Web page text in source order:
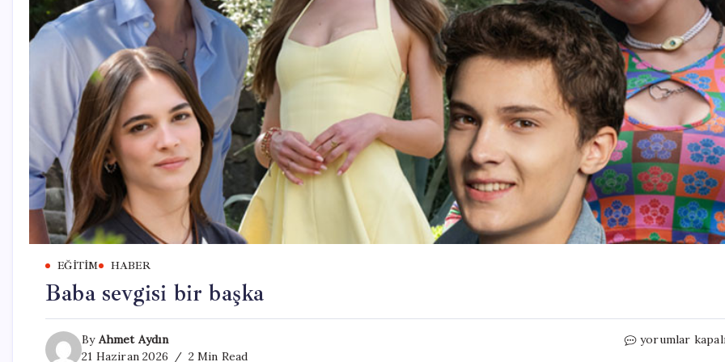
EĞITIM HABER
Baba sevgisi bir başka
By Ahmet Aydın
21 Haziran 2026
2 Min Read
Baba
yorumlar